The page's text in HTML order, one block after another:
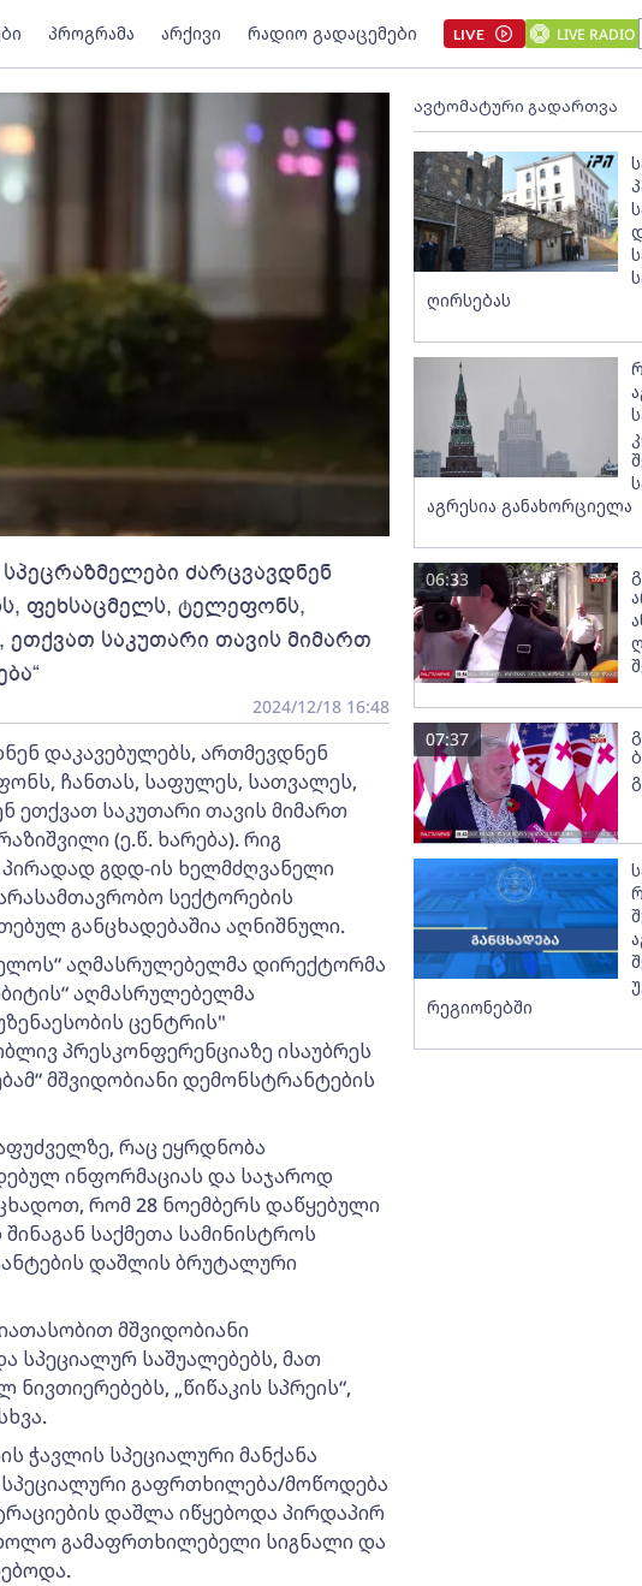
პროგრამა არქივი რადიო გადაცემები LIVE LIVE RADIO
ძარცვავდნენ
ფეხსაცმელს, ტელეფონს,
ეთქვათ საკუთარი თავის მიმართ
2024/12/18 16:48
დაკავებულებს, ართმევდნენ
ჩანთას, საფულეს, სათვალეს,
ეთქვათ საკუთარი თავის მიმართ
(ე.წ. ხარება). რიგ
პირადად გდდ-ის ხელმძღვანელი
სექტორების
განცხადებაშია აღნიშნული.
აღმასრულებელმა დირექტორმა
აღმასრულებელმა
ცენტრის"
პრესკონფერენციაზე ისაუბრეს
მშვიდობიანი დემონსტრანტების
რაც ეყრდნობა
ინფორმაციას და საჯაროდ
რომ 28 ნოემბერს დაწყებული
საქმეთა სამინისტროს
დაშლის ბრუტალური
მშვიდობიანი
სპეციალურ საშუალებებს, მათ
„წიწაკის სპრეის“,
ჭავლის სპეციალური მანქანა
გაფრთხილება/მოწოდება
დაშლა იწყებოდა პირდაპირ
გამაფრთხილებელი სიგნალი და
ავტომატური გადართვა
ღირსებას
აგრესია განახორციელა
06:33
07:37
რეგიონებში